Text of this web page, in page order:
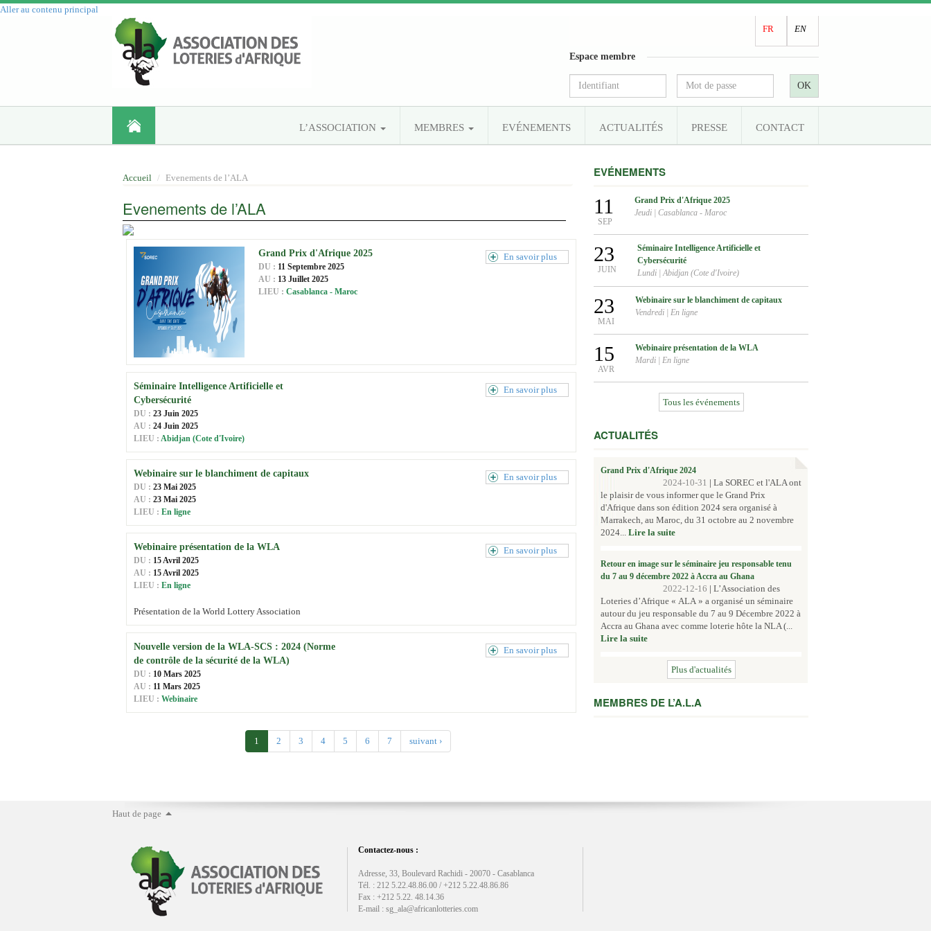
Aller au contenu principal
EN
FR
Espace membre
OK
CONTACT
PRESSE
ACTUALITÉS
EVÉNEMENTS
MEMBRES
L’ASSOCIATION
Accueil Evenements de l’ALA
Evenements de l’ALA
Grand Prix d'Afrique 2025
DU : 11 Septembre 2025
AU : 13 Juillet 2025
LIEU : Casablanca - Maroc
En savoir plus
Séminaire Intelligence Artificielle et
Cybersécurité
DU : 23 Juin 2025
AU : 24 Juin 2025
LIEU : Abidjan (Cote d'Ivoire)
En savoir plus
Webinaire sur le blanchiment de capitaux
DU : 23 Mai 2025
AU : 23 Mai 2025
LIEU : En ligne
En savoir plus
Webinaire présentation de la WLA
DU : 15 Avril 2025
AU : 15 Avril 2025
LIEU : En ligne
En savoir plus
Présentation de la World Lottery Association
Nouvelle version de la WLA-SCS : 2024 (Norme
de contrôle de la sécurité de la WLA)
DU : 10 Mars 2025
AU : 11 Mars 2025
LIEU : Webinaire
En savoir plus
1 2 3 4 5 6 7 suivant ›
EVÉNEMENTS
11
SEP
Grand Prix d'Afrique 2025
Jeudi
Casablanca - Maroc
23
JUIN
Séminaire Intelligence Artificielle et
Cybersécurité
Lundi |Abidjan (Cote d'Ivoire)
23
MAI
Webinaire sur le blanchiment de capitaux
Vendredi
En ligne
15
AVR
Webinaire présentation de la WLA
Mardi
En ligne
Tous les événements
ACTUALITÉS
Grand Prix d'Afrique 2024
2024-10-31 | La SOREC et l'ALA ont
le plaisir de vous informer que le Grand Prix
d'Afrique dans son édition 2024 sera organisé à
Marrakech, au Maroc, du 31 octobre au 2 novembre
2024... Lire la suite
Retour en image sur le séminaire jeu responsable tenu
du 7 au 9 décembre 2022 à Accra au Ghana
2022-12-16 | L’Association des
Loteries d’Afrique « ALA » a organisé un séminaire
autour du jeu responsable du 7 au 9 Décembre 2022 à
Accra au Ghana avec comme loterie hôte la NLA (...
Lire la suite
Plus d'actualités
MEMBRES DE L’A.L.A
Haut de page
Contactez-nous :
Adresse, 33, Boulevard Rachidi - 20070 - Casablanca
Tél. : 212 5.22.48.86.00 / +212 5.22.48.86.86
Fax : +212 5.22. 48.14.36
E-mail : sg_ala@africanlotteries.com